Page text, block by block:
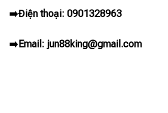
➡️Điện thoại: 0901328963
➡️Email: jun88king@gmail.com